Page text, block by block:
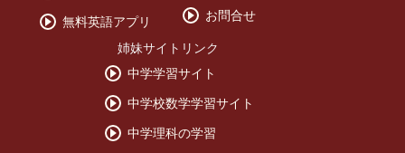
無料英語アプリ お問合せ
姉妹サイトリンク
中学学習サイト
中学校数学学習サイト
中学理科の学習